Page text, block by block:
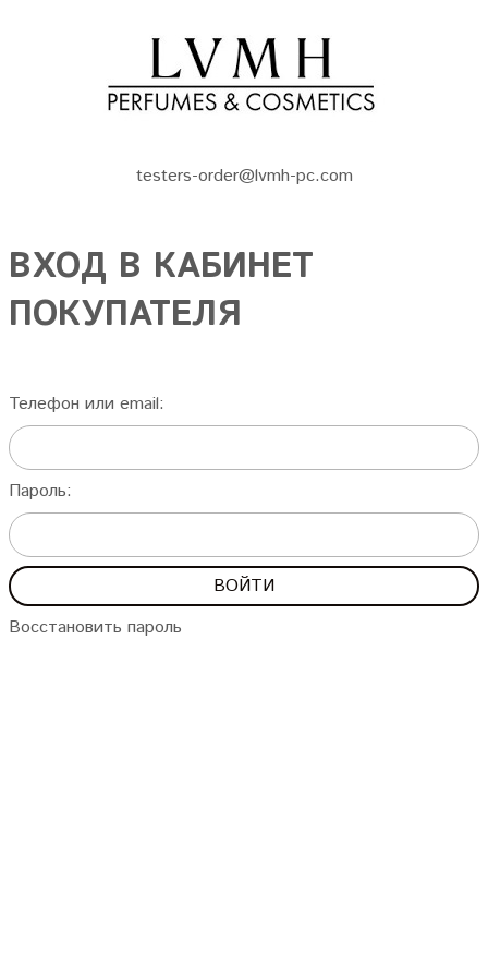
testers-order@lvmh-pc.com
ВХОД В КАБИНЕТ
ПОКУПАТЕЛЯ
Телефон или email:
Пароль:
Восстановить пароль